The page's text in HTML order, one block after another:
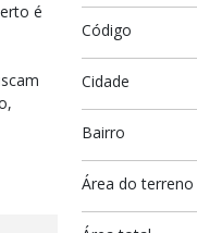
é
Código
Cidade
Bairro
Área do terreno